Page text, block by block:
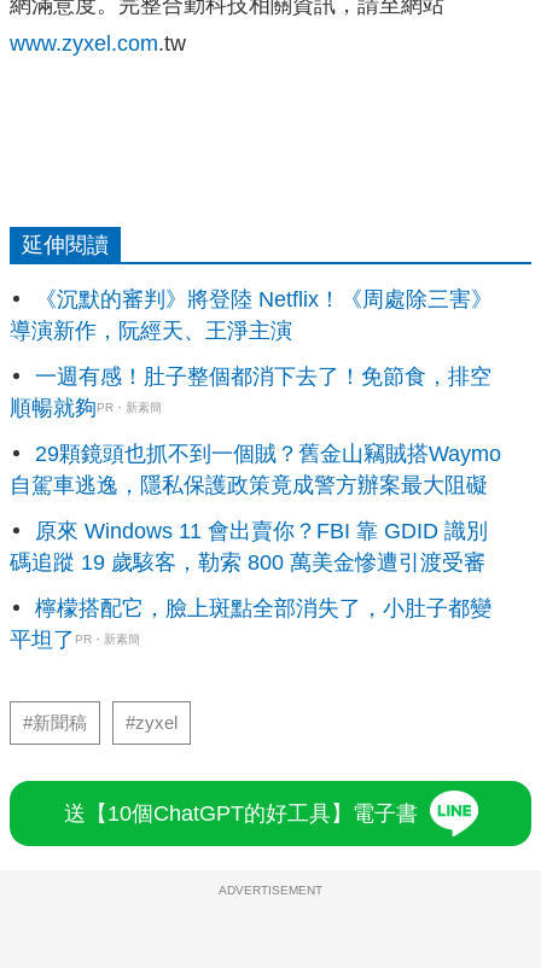
網滿意度。完整合勤科技相關資訊，請至網站
www.zyxel.com.tw
延伸閱讀
《沉默的審判》將登陸 Netflix！《周處除三害》
導演新作，阮經天、王淨主演
一週有感！肚子整個都消下去了！免節食，排空
順暢就夠PR・新素簡
29顆鏡頭也抓不到一個賊？舊金山竊賊搭Waymo
自駕車逃逸，隱私保護政策竟成警方辦案最大阻礙
原來 Windows 11 會出賣你？FBI 靠 GDID 識別
碼追蹤 19 歲駭客，勒索 800 萬美金慘遭引渡受審
檸檬搭配它，臉上斑點全部消失了，小肚子都變
平坦了 PR・新素簡
#新聞稿 #zyxel
送【10個ChatGPT的好工具】電子書
ADVERTISEMENT